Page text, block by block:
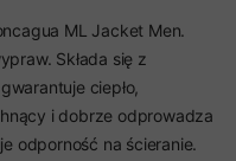
ML Jacket Men.
Składa się z
ciepło,
i dobrze odprowadza
odporność na ścieranie.